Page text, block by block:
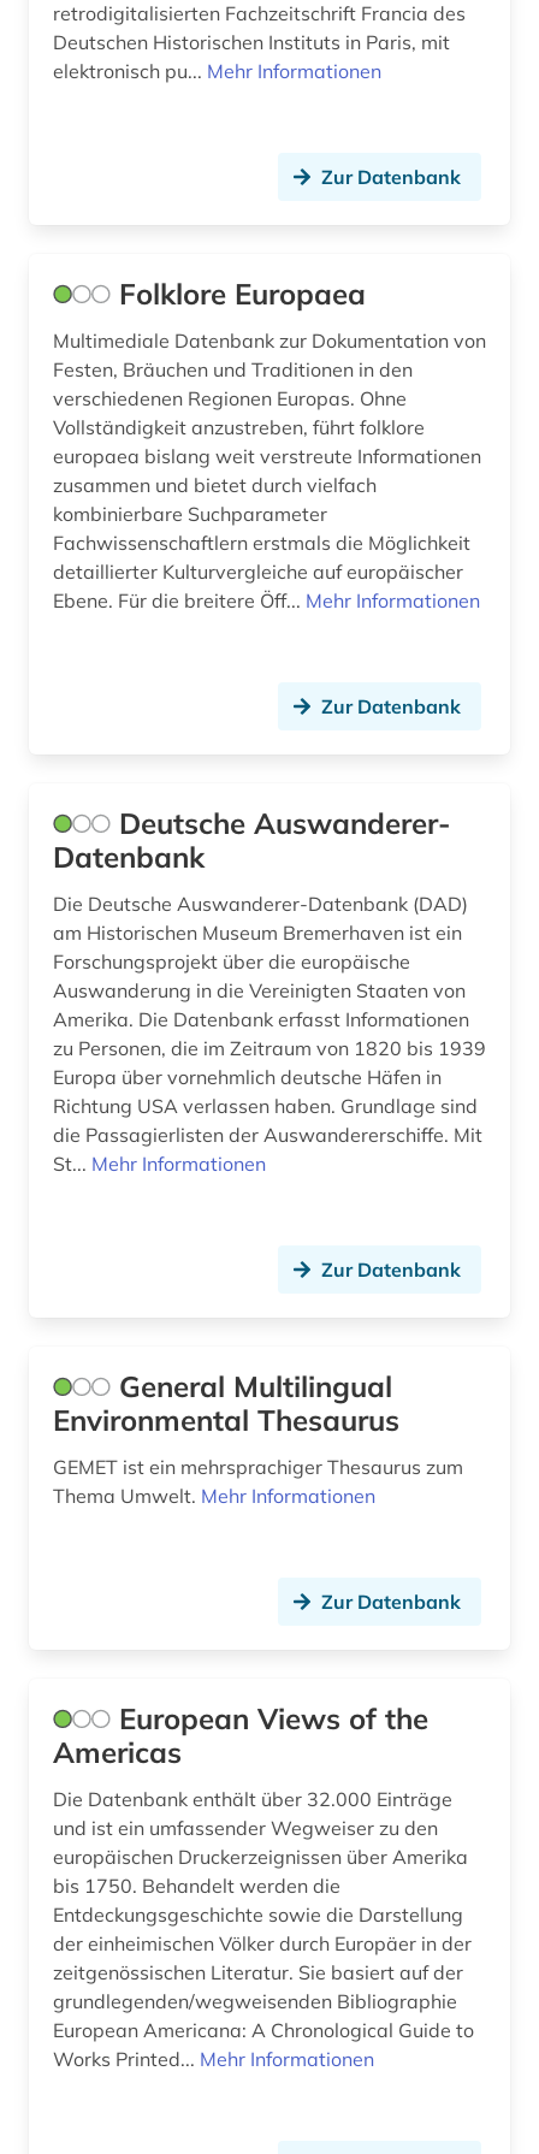
nachschlagewerk (1)
nationalsozialismus (2)
naturwissenschaft (1)
online-publikation (3)
open access (1)
osmanisches reich (1)
osteuropa (1)
ostsee (1)
patentanmeldung (2)
patente (3)
person (1)
personen (1)
pharmazie (2)
pilz (1)
politik (4)
produkt (1)
projekt (1)
quelle (14)
rechtsinformation (1)
rechtsphilosophie (1)
regionale geografie (1)
regionalpolitik (1)
reisebericht (1)
religion (1)
rohstoffwirtschaft (1)
retrodigitalisierten Fachzeitschrift Francia des
Deutschen Historischen Instituts in Paris, mit
elektronisch pu... Mehr Informationen
Zur Datenbank
Folklore Europaea
Multimediale Datenbank zur Dokumentation von
Festen, Bräuchen und Traditionen in den
verschiedenen Regionen Europas. Ohne
Vollständigkeit anzustreben, führt folklore
europaea bislang weit verstreute Informationen
zusammen und bietet durch vielfach
kombinierbare Suchparameter
Fachwissenschaftlern erstmals die Möglichkeit
detaillierter Kulturvergleiche auf europäischer
Ebene. Für die breitere Öff... Mehr Informationen
Zur Datenbank
Deutsche Auswanderer-
Datenbank
Die Deutsche Auswanderer-Datenbank (DAD)
am Historischen Museum Bremerhaven ist ein
Forschungsprojekt über die europäische
Auswanderung in die Vereinigten Staaten von
Amerika. Die Datenbank erfasst Informationen
zu Personen, die im Zeitraum von 1820 bis 1939
Europa über vornehmlich deutsche Häfen in
Richtung USA verlassen haben. Grundlage sind
die Passagierlisten der Auswandererschiffe. Mit
St... Mehr Informationen
Zur Datenbank
General Multilingual
Environmental Thesaurus
GEMET ist ein mehrsprachiger Thesaurus zum
Thema Umwelt. Mehr Informationen
Zur Datenbank
European Views of the
Americas
Die Datenbank enthält über 32.000 Einträge
und ist ein umfassender Wegweiser zu den
europäischen Druckerzeignissen über Amerika
bis 1750. Behandelt werden die
Entdeckungsgeschichte sowie die Darstellung
der einheimischen Völker durch Europäer in der
zeitgenössischen Literatur. Sie basiert auf der
grundlegenden/wegweisenden Bibliographie
European Americana: A Chronological Guide to
Works Printed... Mehr Informationen